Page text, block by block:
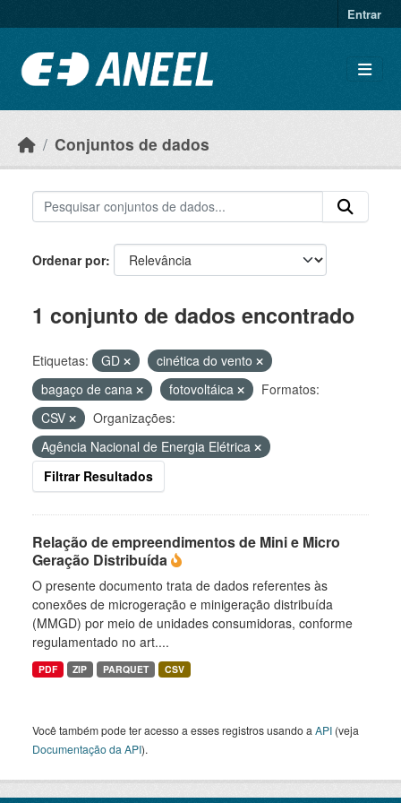
Entrar
Conjuntos de dados
Ordenar por
1 conjunto de dados encontrado
Etiquetas: GD
cinética do vento
bagaço de cana
fotovoltáica
Formatos:
CSV
Organizações:
Agência Nacional de Energia Elétrica
Filtrar Resultados
Relação de empreendimentos de Mini e Micro
Geração Distribuída
O presente documento trata de dados referentes às
conexões de microgeração e minigeração distribuída
(MMGD) por meio de unidades consumidoras, conforme
regulamentado no art....
PDF ZIP PARQUET CSV
Você também pode ter acesso a esses registros usando a API (veja
Documentação da API).